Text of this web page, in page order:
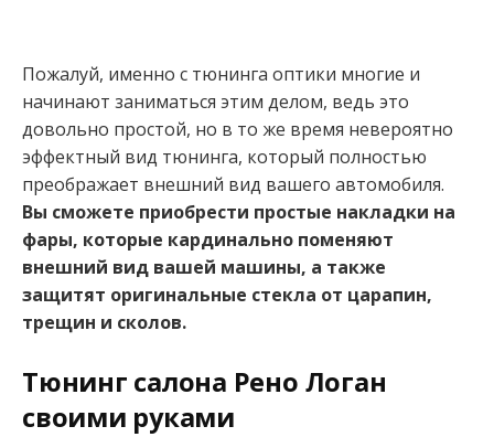
Пожалуй, именно с тюнинга оптики многие и
начинают заниматься этим делом, ведь это
довольно простой, но в то же время невероятно
эффектный вид тюнинга, который полностью
преображает внешний вид вашего автомобиля.
Вы сможете приобрести простые накладки на
фары, которые кардинально поменяют
внешний вид вашей машины, а также
защитят оригинальные стекла от царапин,
трещин и сколов.
Тюнинг салона Рено Логан
своими руками